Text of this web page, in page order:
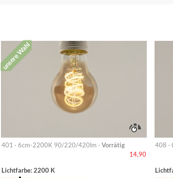
unsere Wahl
401 · 6cm-2200K 90/220/420lm · Vorrätig
14,90
Lichtfarbe: 2200 K
408 ·